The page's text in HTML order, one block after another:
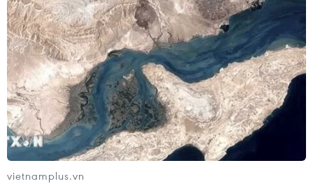
nghị thượng đỉnh với Hàn Quốc
27/04/2018 14:47
Hình ảnh phát sóng trực tiếp trên truyền hình cho thấy
nhà lãnh đạo Triều Tiên hạ kính xe ôtô, vẫy chào phái
đoàn nước chủ nhà Hàn Quốc tại khu vực phi quân sự.
vietnamplus.vn